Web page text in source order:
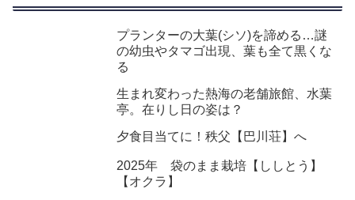
プランターの大葉(シソ)を諦める…謎
の幼虫やタマゴ出現、葉も全て黒くな
る
生まれ変わった熱海の老舗旅館、水葉
亭。在りし日の姿は？
夕食目当てに！秩父【巴川荘】へ
2025年 袋のまま栽培【ししとう】
【オクラ】